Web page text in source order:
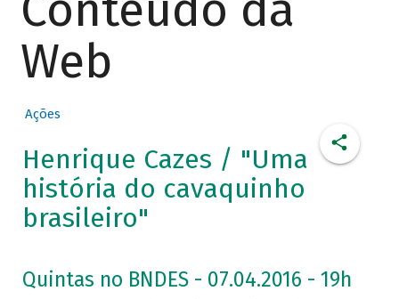
Web
Ações
Henrique Cazes / "Uma
história do cavaquinho
brasileiro"
Quintas no BNDES - 07.04.2016 - 19h